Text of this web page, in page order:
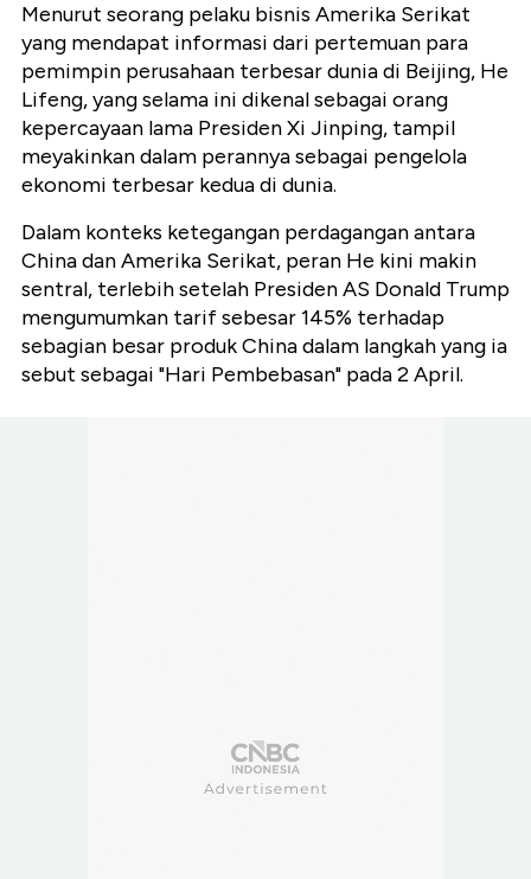
Menurut seorang pelaku bisnis Amerika Serikat
yang mendapat informasi dari pertemuan para
pemimpin perusahaan terbesar dunia di Beijing, He
Lifeng, yang selama ini dikenal sebagai orang
kepercayaan lama Presiden Xi Jinping, tampil
meyakinkan dalam perannya sebagai pengelola
ekonomi terbesar kedua di dunia.
Dalam konteks ketegangan perdagangan antara
China dan Amerika Serikat, peran He kini makin
sentral, terlebih setelah Presiden AS Donald Trump
mengumumkan tarif sebesar 145% terhadap
sebagian besar produk China dalam langkah yang ia
sebut sebagai "Hari Pembebasan" pada 2 April.